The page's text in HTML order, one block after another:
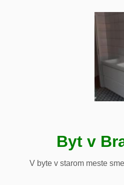
Byt v
V byte v starom meste